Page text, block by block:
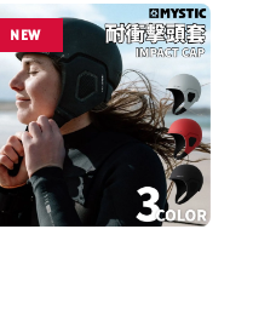
NEW